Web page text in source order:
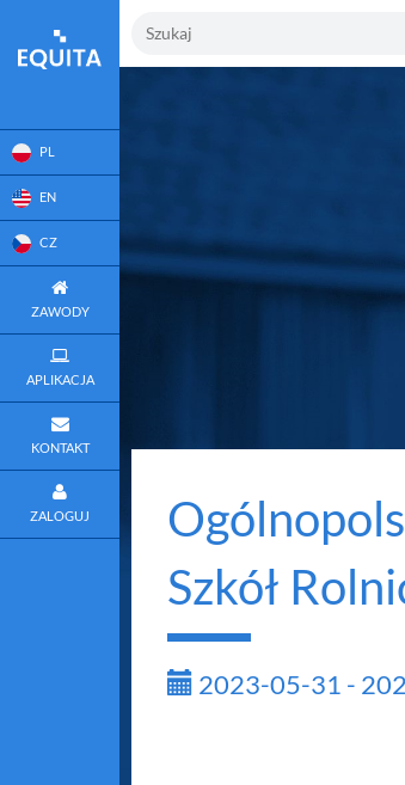
PL
EN
CZ
ZAWODY
APLIKACJA
KONTAKT
ZALOGUJ
Szkół
2023-05-31 -